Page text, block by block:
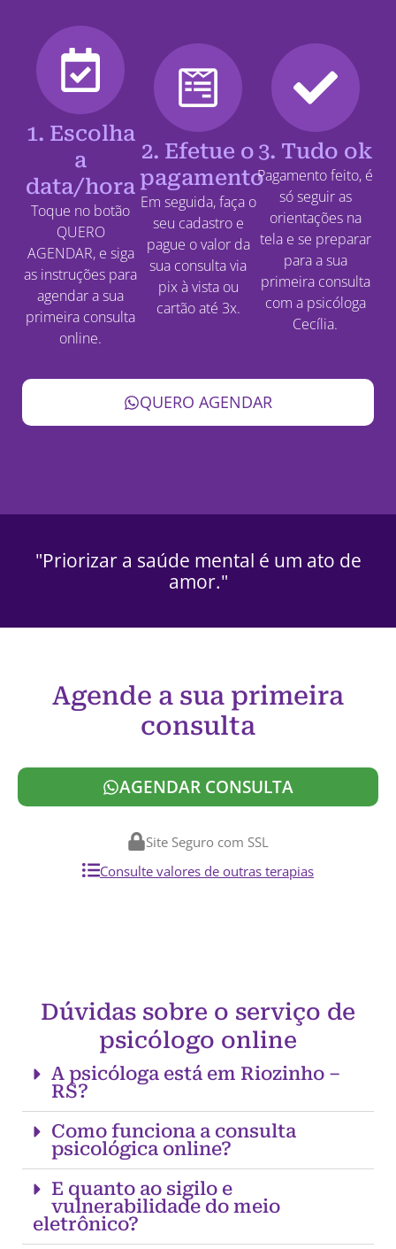
1. Escolha
a
data/hora
Toque no botão
QUERO
AGENDAR, e siga
as instruções para
agendar a sua
primeira consulta
online.
2. Efetue o
pagamento
Em seguida, faça o
seu cadastro e
pague o valor da
sua consulta via
pix à vista ou
cartão até 3x.
3. Tudo ok
Pagamento feito, é
só seguir as
orientações na
tela e se preparar
para a sua
primeira consulta
com a psicóloga
Cecília.
QUERO AGENDAR
"Priorizar a saúde mental é um ato de
amor."
Agende a sua primeira
consulta
AGENDAR CONSULTA
Site Seguro com SSL
Consulte valores de outras terapias
Dúvidas sobre o serviço de
psicólogo online
A psicóloga está em Riozinho –
RS?
Como funciona a consulta
psicológica online?
E quanto ao sigilo e
vulnerabilidade do meio
eletrônico?